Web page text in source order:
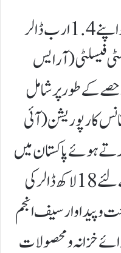
آئی ایم ایف نے اس منصوبے کو اپنے 1.4 ارب ڈالر
فیسلٹی (آر ایس
کے طور پر شامل
کارپوریشن (آئی
ہوئے پاکستان میں
برقی گاڑیوں کی مقامی تیاری کے لئے 18 لاکھ ڈالر کی
و پیداوار سیف انجم
خزانہ و محصولات